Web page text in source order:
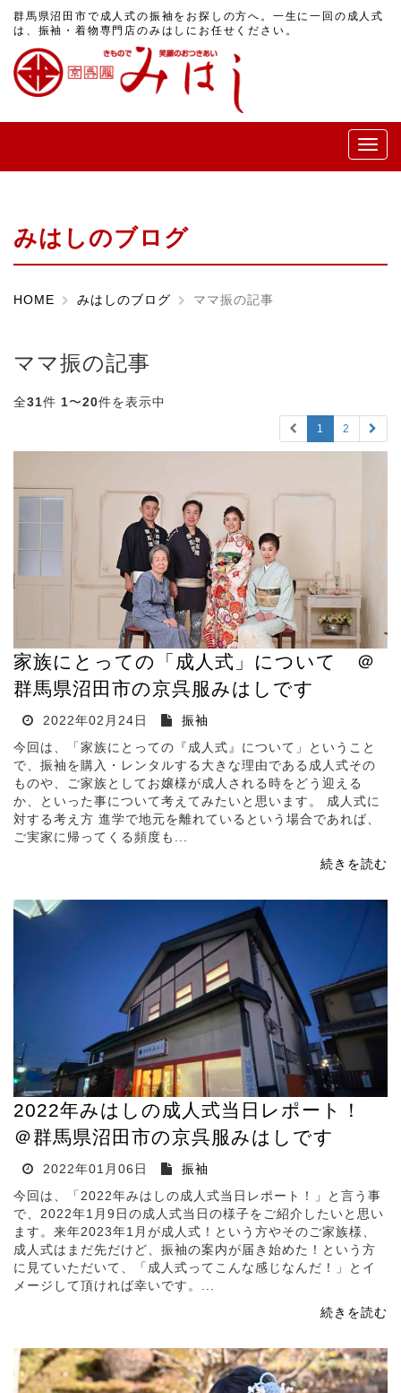
群馬県沼田市で成人式の振袖をお探しの方へ。一生に一回の成人式
は、振袖・着物専門店のみはしにお任せください。
メ
ニ
みはしのブログ
HOME みはしのブログ ママ振の記事
ママ振の記事
全31件 1〜20件を表示中
1 2
家族にとっての「成人式」について ＠
群馬県沼田市の京呉服みはしです
2022年02月24日
振袖
今回は、「家族にとっての『成人式』について」ということ
で、振袖を購入・レンタルする大きな理由である成人式その
ものや、ご家族としてお嬢様が成人される時をどう迎える
か、といった事について考えてみたいと思います。 成人式に
対する考え方 進学で地元を離れているという場合であれば、
ご実家に帰ってくる頻度も...
続きを読む
2022年みはしの成人式当日レポート！
＠群馬県沼田市の京呉服みはしです
2022年01月06日
振袖
今回は、「2022年みはしの成人式当日レポート！」と言う事
で、2022年1月9日の成人式当日の様子をご紹介したいと思い
ます。来年2023年1月が成人式！という方やそのご家族様、
成人式はまだ先だけど、振袖の案内が届き始めた！という方
に見ていただいて、「成人式ってこんな感じなんだ！」とイ
メージして頂ければ幸いです。...
続きを読む